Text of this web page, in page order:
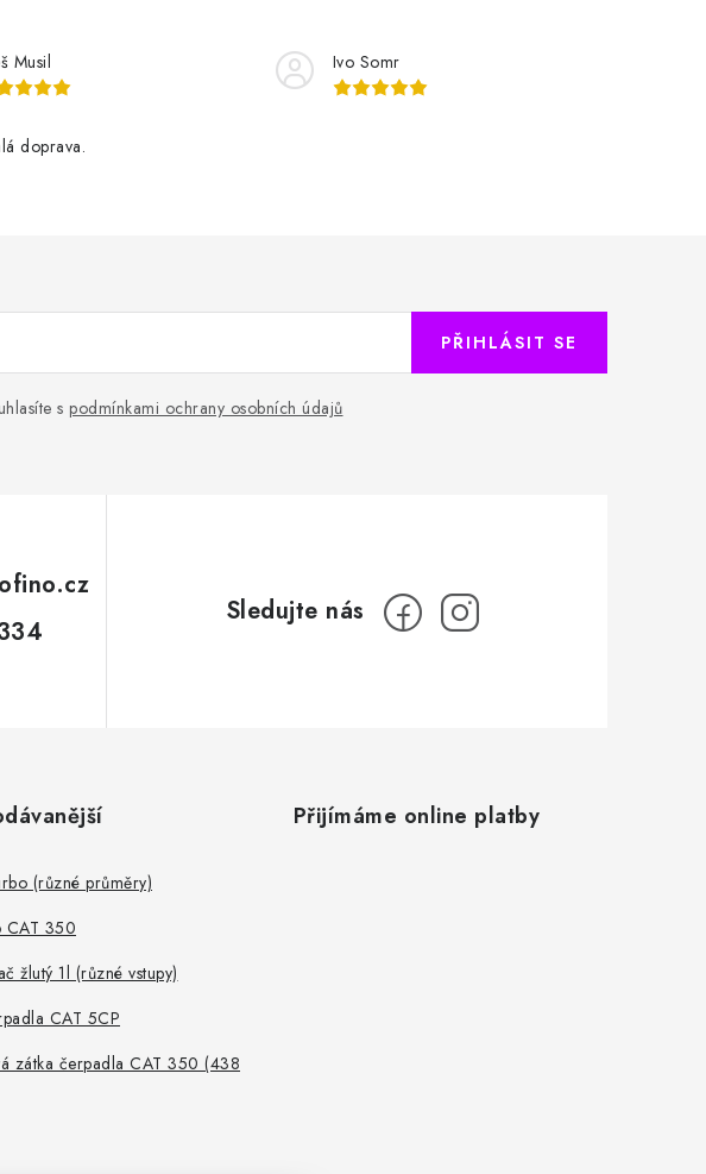
Musil
doprava.
Ivo Somr
s podmínkami ochrany osobních údajů
PŘIHLÁSIT SE
(různé průměry)
CAT 350
žlutý 1l (různé vstupy)
CAT 5CP
zátka čerpadla CAT 350 (438
Přijímáme online platby